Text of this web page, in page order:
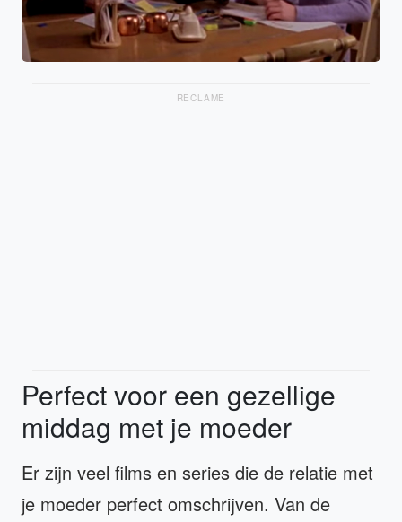
RECLAME
Perfect voor een gezellige
middag met je moeder
Er zijn veel films en series die de relatie met
je moeder perfect omschrijven. Van de